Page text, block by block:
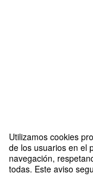
Utilizamos cookies
de los usuarios en el
navegación,
todas. Este aviso